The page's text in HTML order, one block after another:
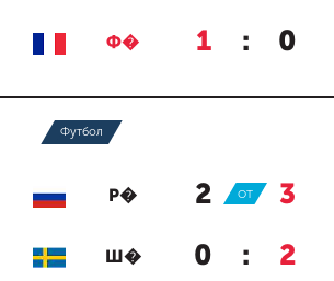
Ф� 1 : 0
Футбол
Р� 2 : 3
ОТ
Ш� 0 : 2